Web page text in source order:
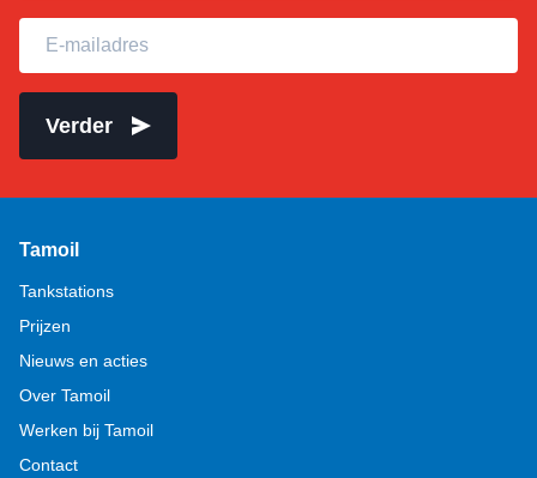
E-mailadres
Verder
Tamoil
Tankstations
Prijzen
Nieuws en acties
Over Tamoil
Werken bij Tamoil
Contact